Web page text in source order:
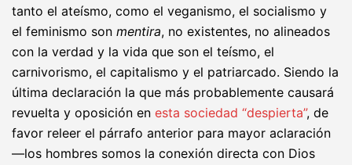
tanto el ateísmo, como el veganismo, el socialismo y
el feminismo son mentira, no existentes, no alineados
con la verdad y la vida que son el teísmo, el
carnivorismo, el capitalismo y el patriarcado. Siendo la
última declaración la que más probablemente causará
revuelta y oposición en esta sociedad “despierta”, de
favor releer el párrafo anterior para mayor aclaración
—los hombres somos la conexión directa con Dios